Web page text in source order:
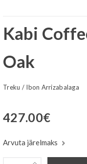
Kabi
Oak
Treku / Ibon Arrizabalaga
427.00€
Arvuta järelmaks